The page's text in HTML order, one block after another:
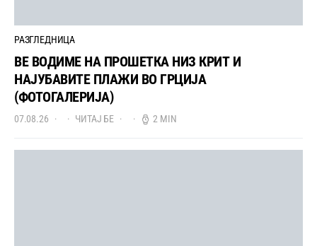
РАЗГЛЕДНИЦА
ВЕ ВОДИМЕ НА ПРОШЕТКА НИЗ КРИТ И
НАЈУБАВИТЕ ПЛАЖИ ВО ГРЦИЈА
(ФОТОГАЛЕРИЈА)
07.08.26 ЧИТАЈ БЕ 2 MIN